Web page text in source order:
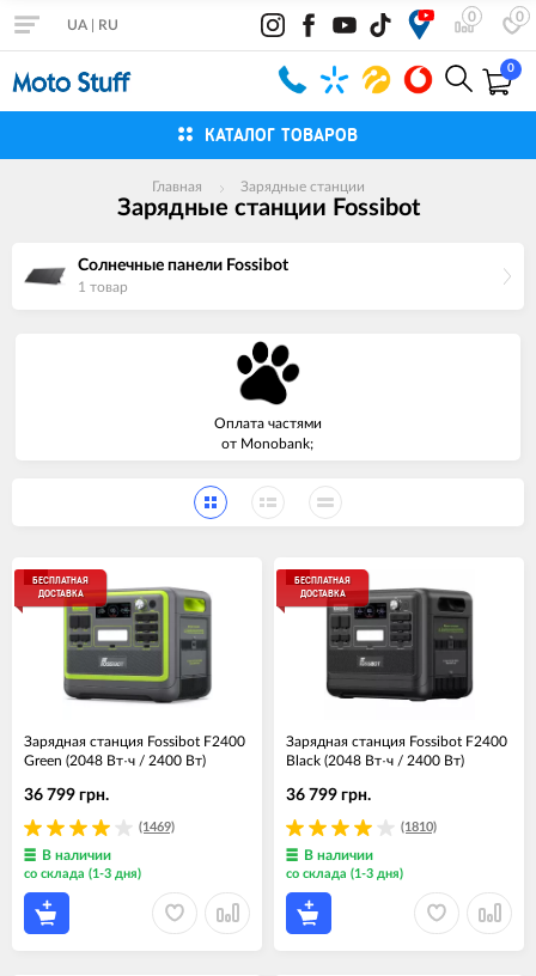
0 0
UA RU
0
КАТАЛОГ ТОВАРОВ
Главная Зарядные станции
Зарядные станции Fossibot
Солнечные панели Fossibot
1 товар
Оплата частями
от Monobank;
БЕСПЛАТНАЯ
ДОСТАВКА
Зарядная станция Fossibot F2400
Green (2048 Вт·ч / 2400 Вт)
(1469)
36 799 грн.
В наличии
со склада (1-3 дня)
БЕСПЛАТНАЯ
ДОСТАВКА
Зарядная станция Fossibot F2400
Black (2048 Вт·ч / 2400 Вт)
(1810)
36 799 грн.
В наличии
со склада (1-3 дня)